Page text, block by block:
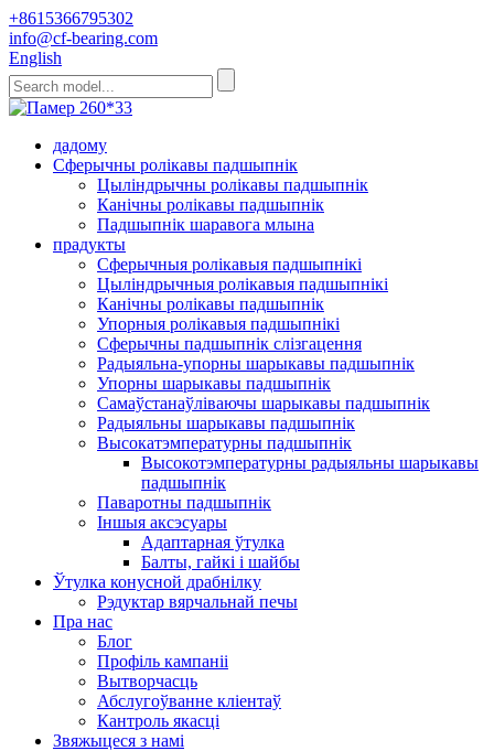
+8615366795302
info@cf-bearing.com
English
дадому
Сферычны ролікавы падшыпнік
Цыліндрычны ролікавы падшыпнік
Канічны ролікавы падшыпнік
Падшыпнік шаравога млына
прадукты
Сферычныя ролікавыя падшыпнікі
Цыліндрычныя ролікавыя падшыпнікі
Канічны ролікавы падшыпнік
Упорныя ролікавыя падшыпнікі
Сферычны падшыпнік слізгацення
Радыяльна-упорны шарыкавы падшыпнік
Упорны шарыкавы падшыпнік
Самаўстанаўліваючы шарыкавы падшыпнік
Радыяльны шарыкавы падшыпнік
Высокатэмпературны падшыпнік
Высокотэмпературны радыяльны шарыкавы
падшыпнік
Паваротны падшыпнік
Іншыя аксэсуары
Адаптарная ўтулка
Балты, гайкі і шайбы
Ўтулка конусной драбнілку
Рэдуктар вярчальнай печы
Пра нас
Блог
Профіль кампаніі
Вытворчасць
Абслугоўванне кліентаў
Кантроль якасці
Звяжыцеся з намі